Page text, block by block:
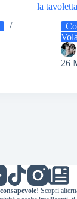
la
26
! Scopri